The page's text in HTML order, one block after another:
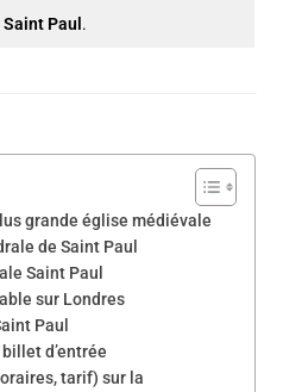
Paul .
grande église médiévale
de Saint Paul
Saint Paul
sur Londres
Paul
d’entrée
tarif) sur la